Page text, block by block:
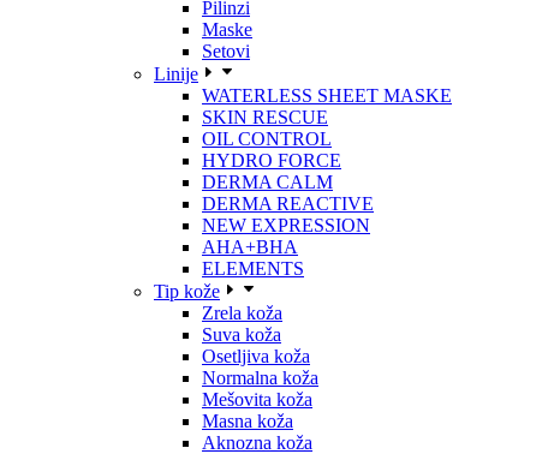
Pilinzi
Maske
Setovi
Linije
WATERLESS SHEET MASKE
SKIN RESCUE
OIL CONTROL
HYDRO FORCE
DERMA CALM
DERMA REACTIVE
NEW EXPRESSION
AHA+BHA
ELEMENTS
Tip kože
Zrela koža
Suva koža
Osetljiva koža
Normalna koža
Mešovita koža
Masna koža
Aknozna koža